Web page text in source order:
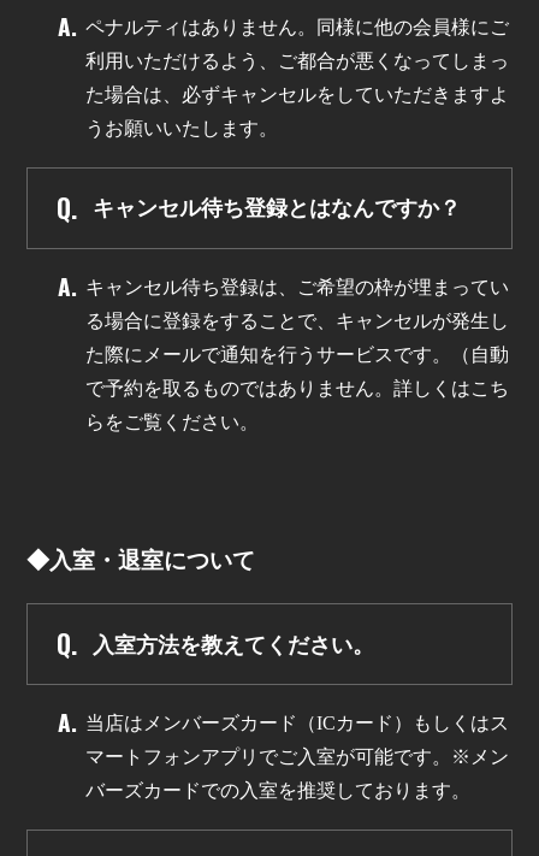
ペナルティはありません。同様に他の会員様にご
利用いただけるよう、ご都合が悪くなってしまっ
た場合は、必ずキャンセルをしていただきますよ
うお願いいたします。
キャンセル待ち登録とはなんですか？
キャンセル待ち登録は、ご希望の枠が埋まってい
る場合に登録をすることで、キャンセルが発生し
た際にメールで通知を行うサービスです。（自動
で予約を取るものではありません。詳しくはこち
らをご覧ください。
◆入室・退室について
入室方法を教えてください。
当店はメンバーズカード（ICカード）もしくはス
マートフォンアプリでご入室が可能です。※メン
バーズカードでの入室を推奨しております。